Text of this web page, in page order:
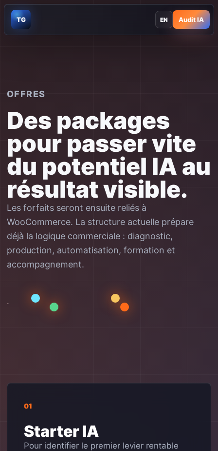
TG EN Audit IA
OFFRES
Des packages
pour passer vite
du potentiel IA au
résultat visible.
Les forfaits seront ensuite reliés à
WooCommerce. La structure actuelle prépare
déjà la logique commerciale : diagnostic,
production, automatisation, formation et
accompagnement.
01
Starter IA
Pour identifier le premier levier rentable